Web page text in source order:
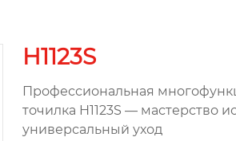
H1123S
Профессиональная
точилка H1123S — мастерство
универсальный уход